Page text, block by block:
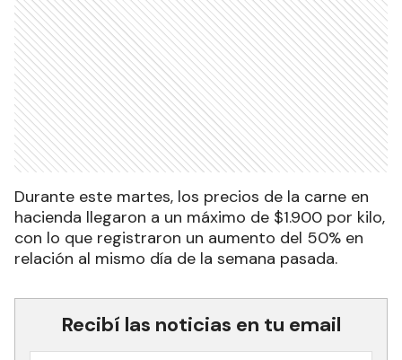
Durante este martes, los precios de la carne en
hacienda llegaron a un máximo de $1.900 por kilo,
con lo que registraron un aumento del 50% en
relación al mismo día de la semana pasada.
Recibí las noticias en tu email